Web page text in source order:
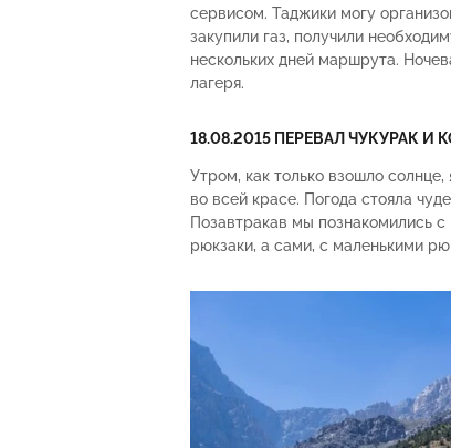
сервисом. Таджики могу
закупили газ, получили
нескольких дней маршрута.
лагеря.
18.08.2015 ПЕРЕВАЛ ЧУКУРАК И
Утром, как только взошло
во всей красе. Погода стояла
Позавтракав мы познакомились
рюкзаки, а сами, с маленькими